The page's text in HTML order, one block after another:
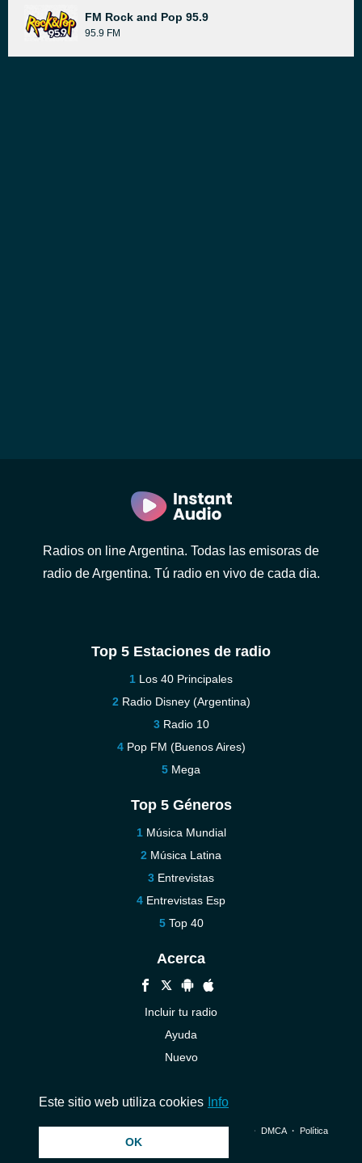
FM Rock and Pop 95.9
95.9 FM
Radios on line Argentina. Todas las emisoras de
radio de Argentina. Tú radio en vivo de cada dia.
Top 5 Estaciones de radio
Los 40 Principales
Radio Disney (Argentina)
Radio 10
Pop FM (Buenos Aires)
Mega
Top 5 Géneros
Música Mundial
Música Latina
Entrevistas
Entrevistas Esp
Top 40
Acerca
Incluir tu radio
Ayuda
Nuevo
© 2026 InstantAudio. Reservados todos los derechos. ・ DMCA・ Política
Este sitio web utiliza cookies Info
OK